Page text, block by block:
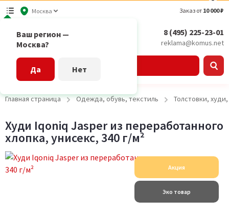
Москва
Ваш регион —
Москва?
Да Нет
Заказ от 10 000 ₽
8 (495) 225-23-01
reklama@komus.net
Главная страница Одежда, обувь, текстиль Толстовки,
Худи Iqoniq Jasper из переработанного
хлопка, унисекс, 340 г/м²
Акция
Эко товар